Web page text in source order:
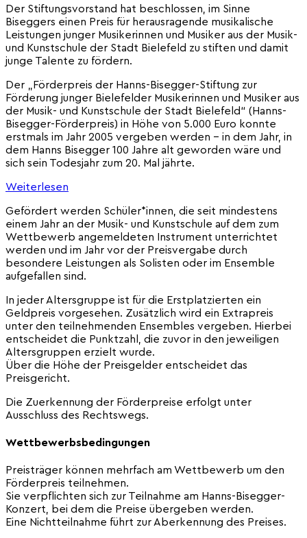
Der Stiftungsvorstand hat beschlossen, im Sinne
Biseggers einen Preis für herausragende musikalische
Leistungen junger Musikerinnen und Musiker aus der Musik-
und Kunstschule der Stadt Bielefeld zu stiften und damit
junge Talente zu fördern.
Der „Förderpreis der Hanns-Bisegger-Stiftung zur
Förderung junger Bielefelder Musikerinnen und Musiker aus
der Musik- und Kunstschule der Stadt Bielefeld“ (Hanns-
Bisegger-Förderpreis) in Höhe von 5.000 Euro konnte
erstmals im Jahr 2005 vergeben werden – in dem Jahr, in
dem Hanns Bisegger 100 Jahre alt geworden wäre und
sich sein Todesjahr zum 20. Mal jährte.
Weiterlesen
Gefördert werden Schüler*innen, die seit mindestens
einem Jahr an der Musik- und Kunstschule auf dem zum
Wettbewerb angemeldeten Instrument unterrichtet
werden und im Jahr vor der Preisvergabe durch
besondere Leistungen als Solisten oder im Ensemble
aufgefallen sind.
In jeder Altersgruppe ist für die Erstplatzierten ein
Geldpreis vorgesehen. Zusätzlich wird ein Extrapreis
unter den teilnehmenden Ensembles vergeben. Hierbei
entscheidet die Punktzahl, die zuvor in den jeweiligen
Altersgruppen erzielt wurde.
Über die Höhe der Preisgelder entscheidet das
Preisgericht.
Die Zuerkennung der Förderpreise erfolgt unter
Ausschluss des Rechtswegs.
Wettbewerbsbedingungen
Preisträger können mehrfach am Wettbewerb um den
Förderpreis teilnehmen.
Sie verpflichten sich zur Teilnahme am Hanns-Bisegger-
Konzert, bei dem die Preise übergeben werden.
Eine Nichtteilnahme führt zur Aberkennung des Preises.